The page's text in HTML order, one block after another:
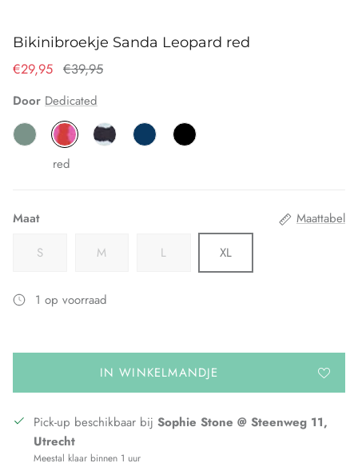
Bikinibroekje Sanda Leopard red
€29,95 €39,95
Door Dedicated
red
Maat
Maattabel
S
M L XL
1 op voorraad
IN WINKELMANDJE
Pick-up beschikbaar bij Sophie Stone @ Steenweg 11,
Utrecht
Meestal klaar binnen 1 uur